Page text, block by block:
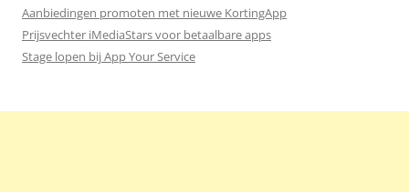
Aanbiedingen promoten met nieuwe KortingApp
Prijsvechter iMediaStars voor betaalbare apps
Stage lopen bij App Your Service